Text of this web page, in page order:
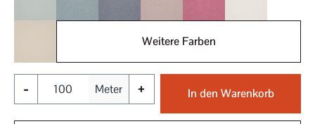
Weitere Farben
- Meter + In den Warenkorb